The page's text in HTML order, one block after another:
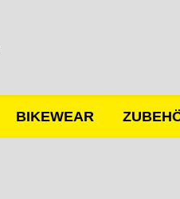
BIKEWEAR